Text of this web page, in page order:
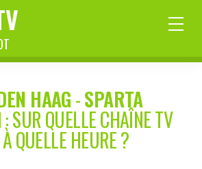
HAAG-SPARTA
: SUR QUELLE CHAÎNE TV
QUELLE HEURE ?